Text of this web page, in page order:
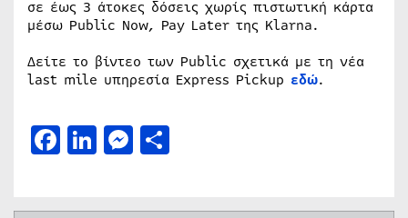
σε έως 3 άτοκες δόσεις χωρίς πιστωτική κάρτα
μέσω Public Now, Pay Later της Klarna.
Δείτε το βίντεο των Public σχετικά με τη νέα
last mile υπηρεσία Express Pickup εδώ.
Facebook
LinkedIn
Messenger